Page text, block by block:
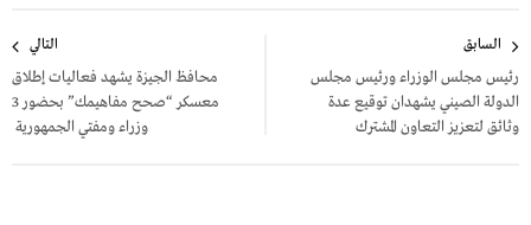
المقالات
السابق
رئيس مجلس الوزراء ورئيس مجلس
الدولة الصيني يشهدان توقيع عدة
وثائق لتعزيز التعاون المشترك
التالي
محافظ الجيزة يشهد فعاليات إطلاق
معسكر “صحح مفاهيمك” بحضور 3
وزراء ومفتي الجمهورية